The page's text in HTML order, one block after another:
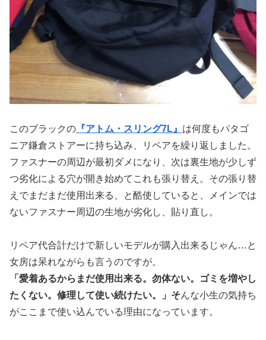
このブラックの 『アトム・スリング7L』 は何度もパタゴ
ニア鎌倉ストアーに持ち込み、リペアを繰り返しました。
ファスナーの周辺が最初ダメになり、次は裏生地が少しず
つ劣化による穴が開き始めてこれも張り替え。その張り替
えでまだまだ使用出来る、と酷使していると、メインでは
ないファスナー周辺の生地が劣化し、貼り直し。
リペア代合計だけで新しいモデルが購入出来るじゃん…と
女房は呆れながらも言うのですが。
「愛着あるからまだ使用出来る。勿体ない。ゴミを増やし
たくない。修理して使い続けたい。」そんな小生の気持ち
がここまで使い込んでいる理由になっています。